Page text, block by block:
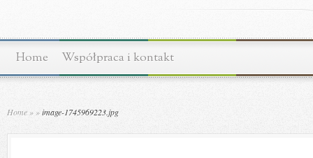
Home Współpraca i kontakt
Home » »image-1745969223.jpg